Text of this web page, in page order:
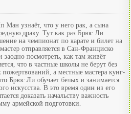
Ман узнаёт, что у него рак, а сына
драку. Тут как раз Брюс Ли
на чемпионат по карате и билет на
отправляется в Сан-Франциско
посмотреть, как там живёт
что в частные школы не берут без
а местные мастера кунг-
Брюс Ли обучает белых и занимается
искусства. В это время один из его
доказать начальству важность
армейской подготовки.